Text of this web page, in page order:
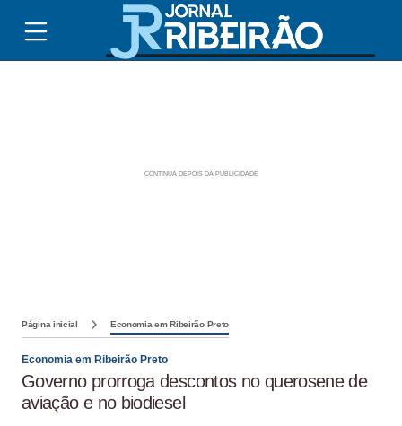
Página inicial Economia em Ribeirão Preto
Economia em Ribeirão Preto
Governo prorroga descontos no querosene de
aviação e no biodiesel